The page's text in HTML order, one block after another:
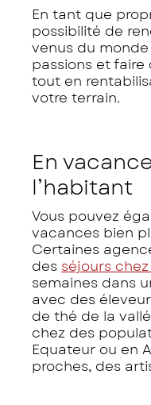
En tant que
possibilité de
venus du
passions et
tout en
votre terrain.
En
l’habitant
Vous pouvez
vacances bien
Certaines
des séjours
semaines dans
avec des
de thé de la
chez des
Equateur ou en
proches, des